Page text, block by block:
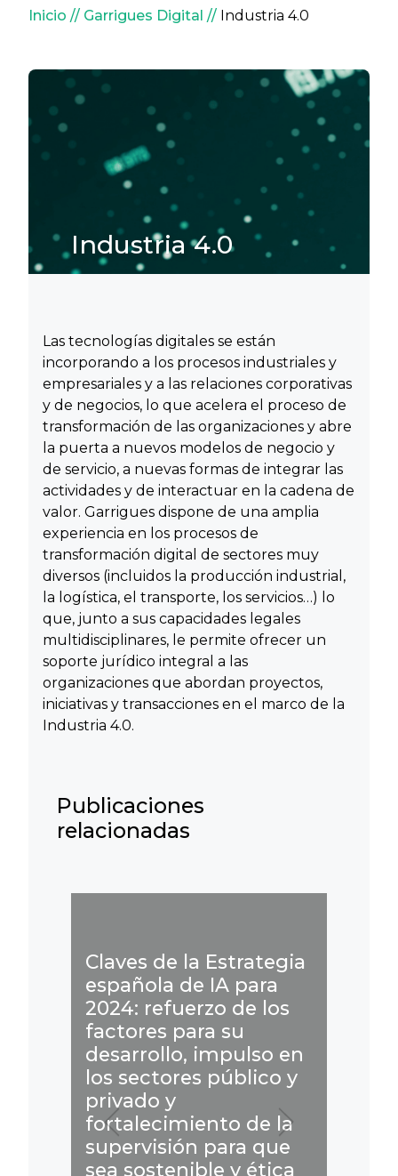
Sobrescribir enlaces de
Inicio Garrigues Digital Industria 4.0
Industria 4.0
Las tecnologías digitales se están
incorporando a los procesos industriales y
empresariales y a las relaciones corporativas
y de negocios, lo que acelera el proceso de
transformación de las organizaciones y abre
la puerta a nuevos modelos de negocio y
de servicio, a nuevas formas de integrar las
actividades y de interactuar en la cadena de
valor. Garrigues dispone de una amplia
experiencia en los procesos de
transformación digital de sectores muy
diversos (incluidos la producción industrial,
la logística, el transporte, los servicios…) lo
que, junto a sus capacidades legales
multidisciplinares, le permite ofrecer un
soporte jurídico integral a las
organizaciones que abordan proyectos,
iniciativas y transacciones en el marco de la
Industria 4.0.
Publicaciones
relacionadas
de la
legal?
Previous